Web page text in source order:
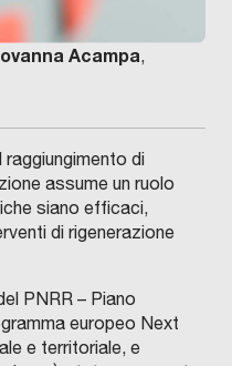
Acampa
di
assume un ruolo
siano efficaci,
di rigenerazione
PNRR – Piano
europeo Next
e territoriale, e